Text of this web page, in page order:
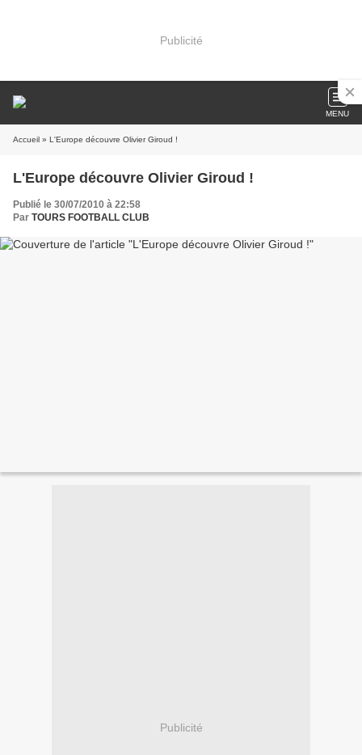
Publicité
MENU
Accueil » L'Europe découvre Olivier Giroud !
L'Europe découvre Olivier Giroud !
Publié le 30/07/2010 à 22:58
Par TOURS FOOTBALL CLUB
Publicité